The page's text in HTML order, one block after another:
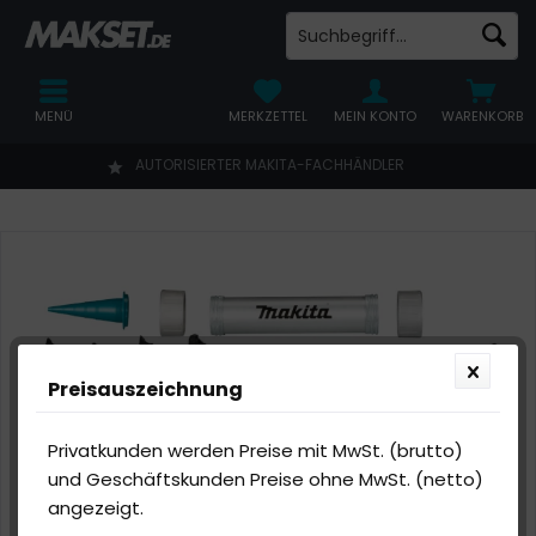
AUTORISIERTER MAKITA-FACHHÄNDLER
WARENKORB
MERKZETTEL MEIN KONTO
MENÜ
Abbildung ähnlich
Preisauszeichnung
Privatkunden werden Preise mit MwSt. (brutto)
und Geschäftskunden Preise ohne MwSt. (netto)
angezeigt.